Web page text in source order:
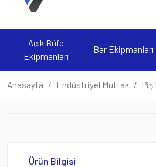
Açık Büfe
Ekipmanları
Bar Ekipmanları
Anasayfa Endüstriyel Mutfak
Ürün Bilgisi